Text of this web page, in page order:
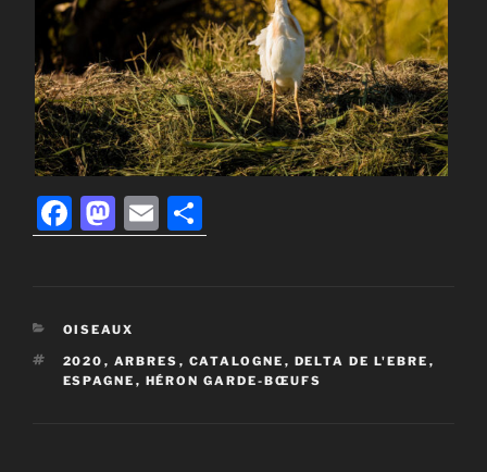
F
a
e
b
o
M
a
o
d
o
E
m ar
er
CATÉGORIES
OISEAUX
ÉTIQUETTES
2020 , ARBRES , CATALOGNE , DELTA DE L'EBRE ,
ESPAGNE , HÉRON GARDE-BŒUFS